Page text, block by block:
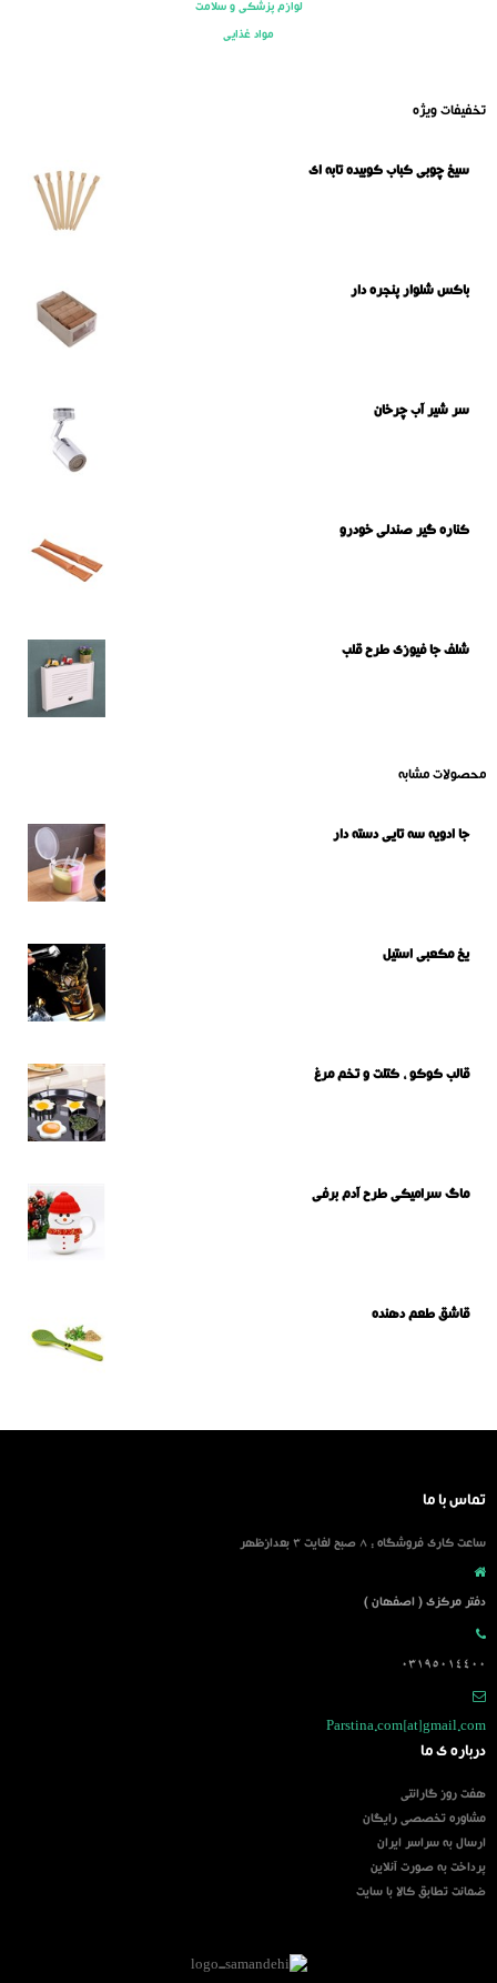
لوازم پزشکی و سلامت
مواد غذایی
تخفیفات ویژه
سیخ چوبی کباب کوبیده تابه ای
باکس شلوار پنجره دار
سر شیر آب چرخان
کناره گیر صندلی خودرو
شلف جا فیوزی طرح قلب
محصولات مشابه
جا ادویه سه تایی دسته دار
یخ مکعبی استیل
قالب کوکو ، کتلت و تخم مرغ
ماگ سرامیکی طرح آدم برفی
قاشق طعم دهنده
تماس با ما
ساعت کاری فروشگاه : 8 صبح لغایت 3 بعدازظهر
دفتر مرکزی ( اصفهان )
03195014400
Parstina.com[at]gmail.com
درباره ی ما
هفت روز گارانتی
مشاوره تخصصی رایگان
ارسال به سراسر ایران
پرداخت به صورت آنلاین
ضمانت تطابق کالا با سایت